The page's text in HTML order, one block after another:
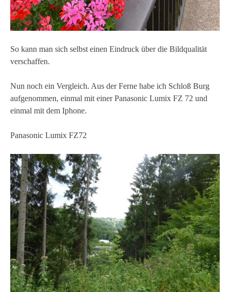
So kann man sich selbst einen Eindruck über die Bildqualität
verschaffen.
Nun noch ein Vergleich. Aus der Ferne habe ich Schloß Burg
aufgenommen, einmal mit einer Panasonic Lumix FZ 72 und
einmal mit dem Iphone.
Panasonic Lumix FZ72